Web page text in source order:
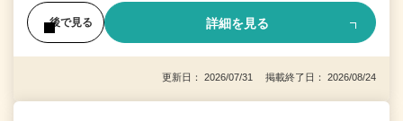
後で見る 詳細を見る
更新日： 2026/07/31 掲載終了日： 2026/08/24